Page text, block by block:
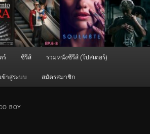
ร์ ซีรีส์ รวมหนังซีรีส์ (โปสเตอร์)
เข้าสู่ระบบ สมัครสมาชิก
BOY